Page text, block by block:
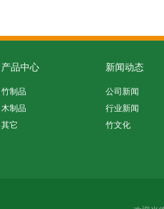
产品中心
竹制品
木制品
其它
新闻动态
公司新闻
行业新闻
竹文化